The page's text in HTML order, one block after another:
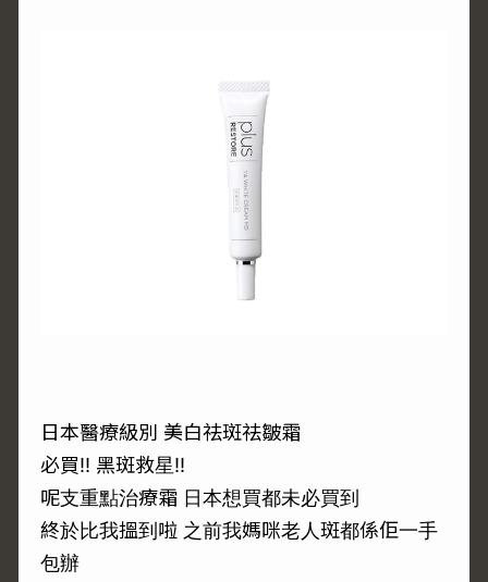
日本醫療級別 美白祛斑祛皺霜
必買‼️ 黑斑救星‼️
呢支重點治療霜 日本想買都未必買到
終於比我搵到啦 之前我媽咪老人斑都係佢一手
包辦